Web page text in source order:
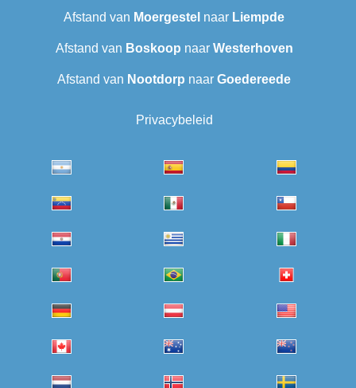
Afstand van Moergestel naar Liempde
Afstand van Boskoop naar Westerhoven
Afstand van Nootdorp naar Goedereede
Privacybeleid